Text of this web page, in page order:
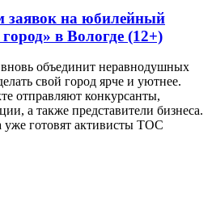
заявок на юбилейный
в Вологде (12+)
объединит неравнодушных
свой город ярче и уютнее.
отправляют конкурсанты,
а также представители бизнеса.
уже готовят активисты ТОС